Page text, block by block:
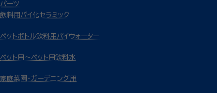
パーツ
飲料用パイ化セラミック
ペットボトル飲料用パイウォーター
ペット用～ペット用飲料水
家庭菜園・ガーデニング用